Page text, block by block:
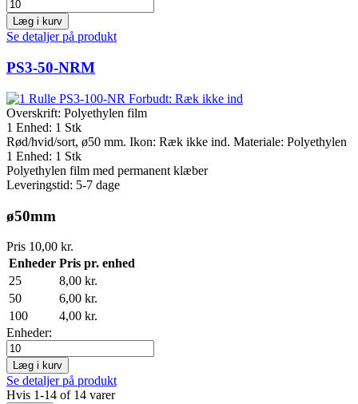
Læg i kurv
Se detaljer på produkt
PS3-50-NRM
Overskrift: Polyethylen film
1 Enhed: 1 Stk
Rød/hvid/sort, ø50 mm. Ikon: Ræk ikke ind. Materiale: Polyethylen
1 Enhed: 1 Stk
Polyethylen film med permanent klæber
Leveringstid: 5-7 dage
ø50mm
Pris 10,00 kr.
Enheder Pris pr. enhed
25
8,00 kr.
50
6,00 kr.
100
4,00 kr.
Enheder:
Læg i kurv
Se detaljer på produkt
Hvis 1-14 of 14 varer